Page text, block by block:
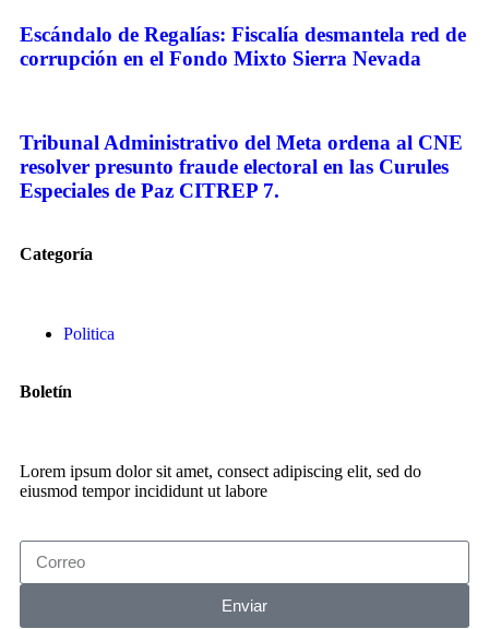
Escándalo de Regalías: Fiscalía desmantela red de
corrupción en el Fondo Mixto Sierra Nevada
Tribunal Administrativo del Meta ordena al CNE
resolver presunto fraude electoral en las Curules
Especiales de Paz CITREP 7.
Categoría
Politica
Boletín
Lorem ipsum dolor sit amet, consect adipiscing elit, sed do
eiusmod tempor incididunt ut labore
Enviar